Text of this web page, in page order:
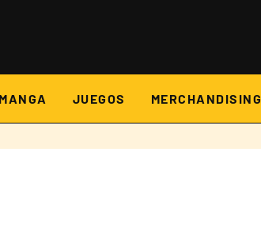
MANGA JUEGOS MERCHANDISING